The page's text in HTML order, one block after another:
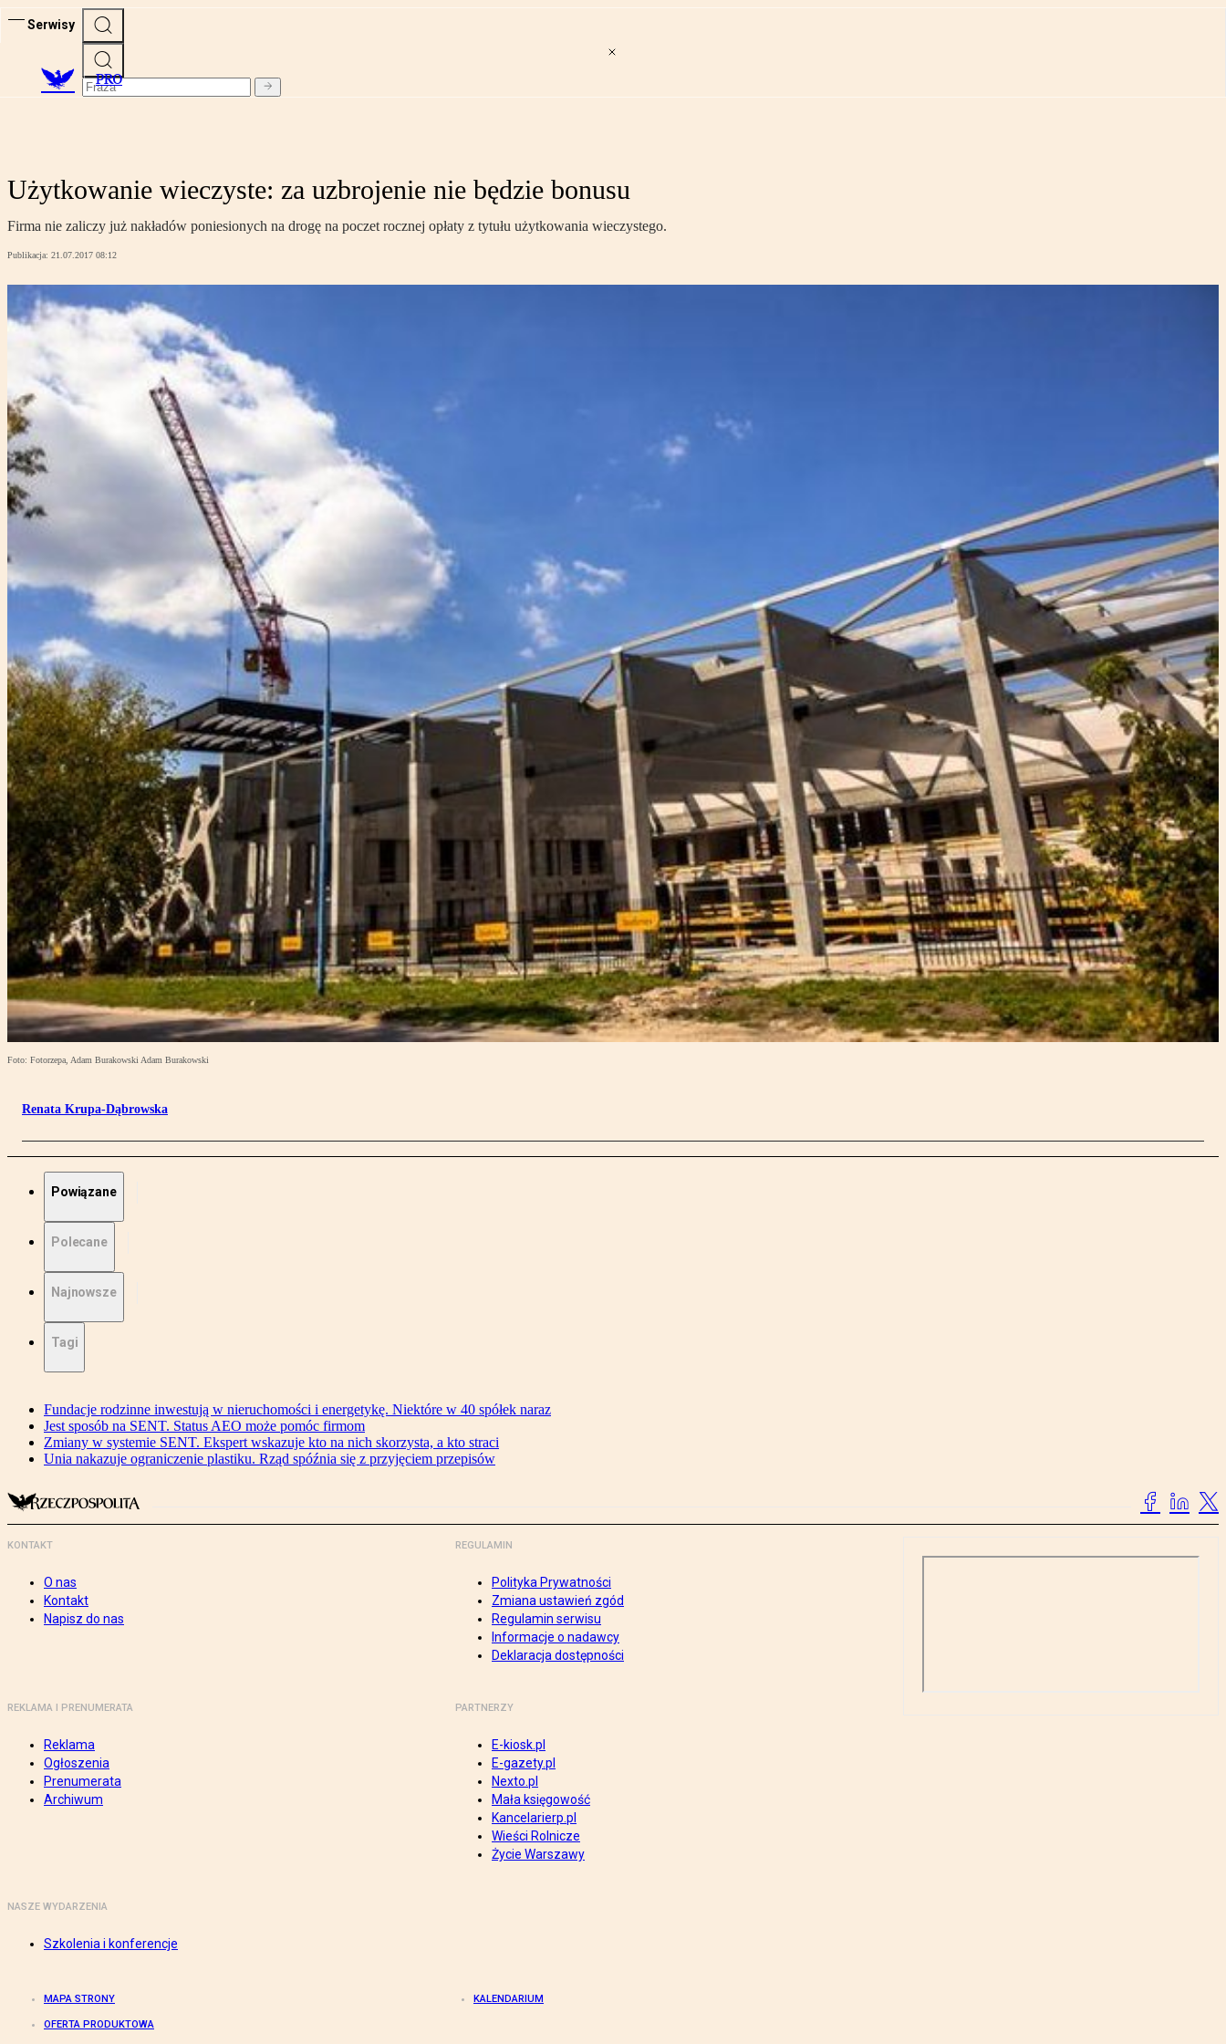
Serwisy
PRO
Użytkowanie wieczyste: za uzbrojenie nie będzie bonusu
Firma nie zaliczy już nakładów poniesionych na drogę na poczet rocznej opłaty z tytułu użytkowania wieczystego.
Publikacja: 21.07.2017 08:12
Foto: Fotorzepa, Adam Burakowski Adam Burakowski
Renata Krupa-Dąbrowska
Powiązane
Polecane
Najnowsze
Tagi
Fundacje rodzinne inwestują w nieruchomości i energetykę. Niektóre w 40 spółek naraz
Jest sposób na SENT. Status AEO może pomóc firmom
Zmiany w systemie SENT. Ekspert wskazuje kto na nich skorzysta, a kto straci
Unia nakazuje ograniczenie plastiku. Rząd spóźnia się z przyjęciem przepisów
KONTAKT
O nas
Kontakt
Napisz do nas
REGULAMIN
Polityka Prywatności
Zmiana ustawień zgód
Regulamin serwisu
Informacje o nadawcy
Deklaracja dostępności
REKLAMA I PRENUMERATA
Reklama
Ogłoszenia
Prenumerata
Archiwum
PARTNERZY
E-kiosk.pl
E-gazety.pl
Nexto.pl
Mała księgowość
Kancelarierp.pl
Wieści Rolnicze
Życie Warszawy
NASZE WYDARZENIA
Szkolenia i konferencje
MAPA STRONY KALENDARIUM
OFERTA PRODUKTOWA